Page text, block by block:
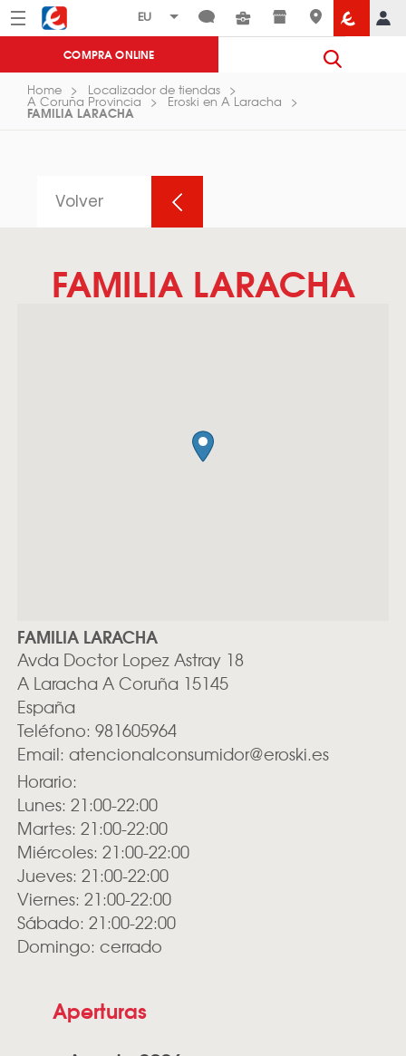
Menú Eroski
COMPRA ONLINE
Home Localizador de tiendas
A Coruña Provincia Eroski en A Laracha
FAMILIA LARACHA
Volver
FAMILIA LARACHA
FAMILIA LARACHA
Avda Doctor Lopez Astray 18
A Laracha A Coruña 15145
España
Teléfono: 981605964
Email: atencionalconsumidor@eroski.es
Horario:
Lunes: 21:00-22:00
Martes: 21:00-22:00
Miércoles: 21:00-22:00
Jueves: 21:00-22:00
Viernes: 21:00-22:00
Sábado: 21:00-22:00
Domingo: cerrado
Aperturas